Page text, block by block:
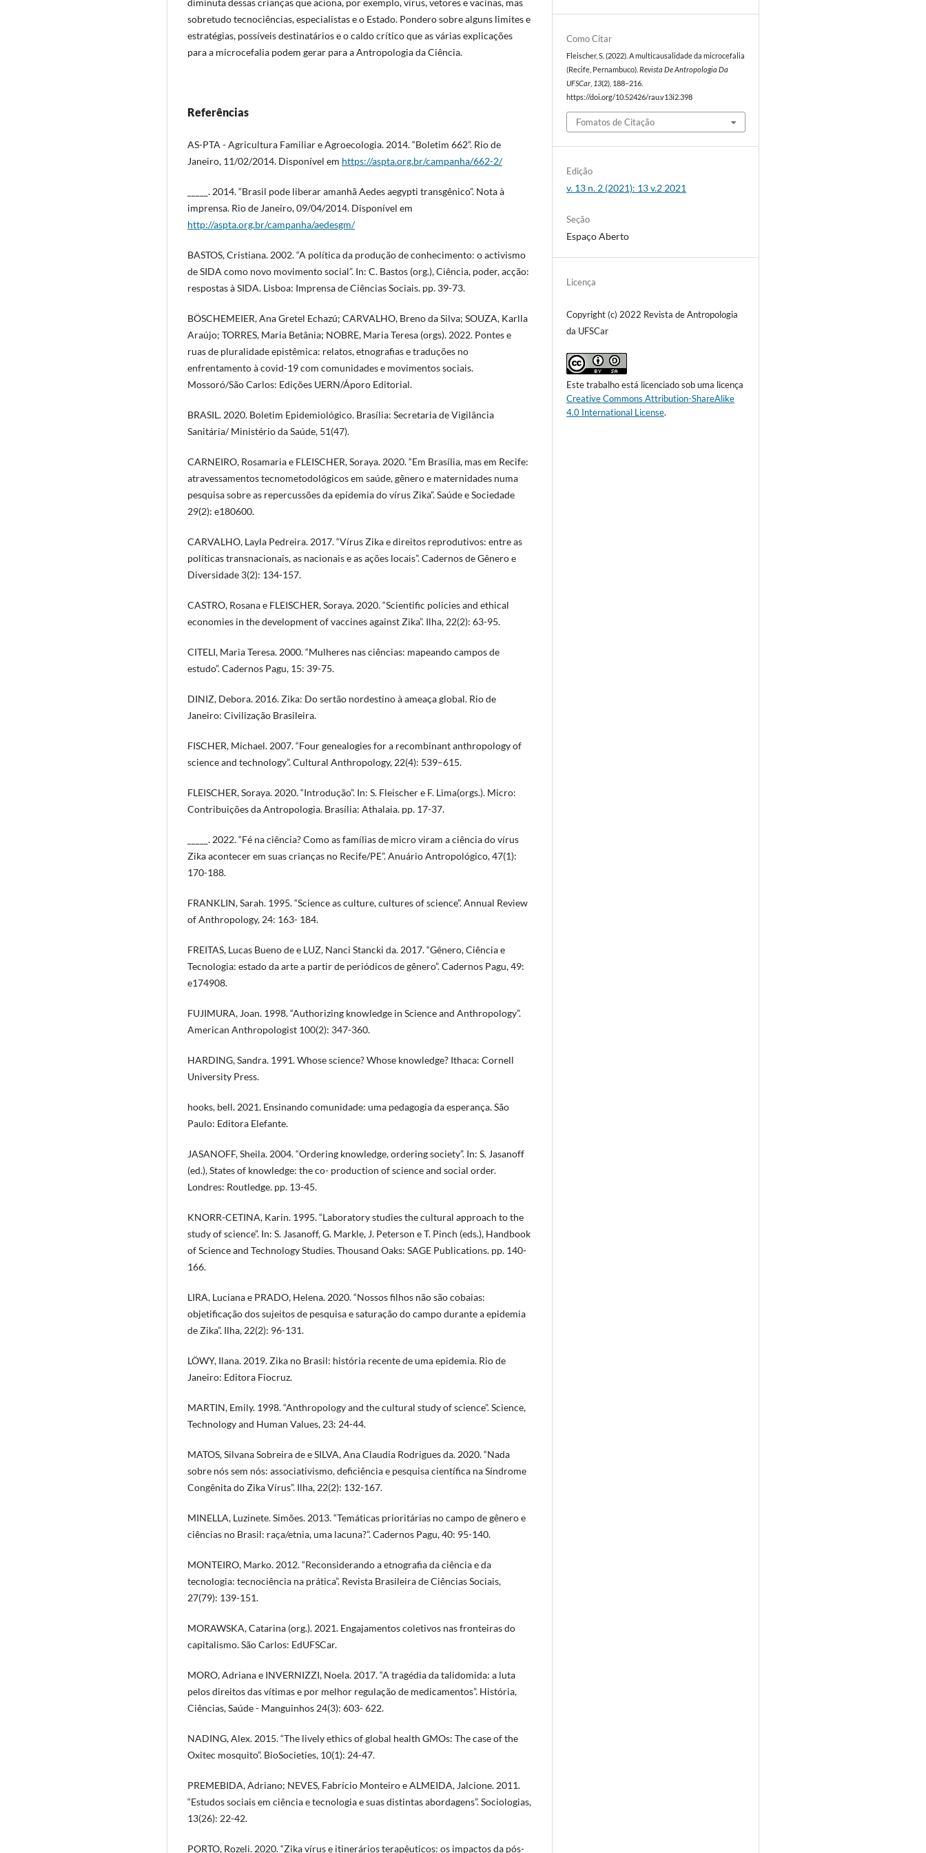
diminuta dessas crianças que aciona, por exemplo, vírus, vetores e vacinas, mas
sobretudo tecnociências, especialistas e o Estado. Pondero sobre alguns limites e
estratégias, possíveis destinatários e o caldo crítico que as várias explicações
para a microcefalia podem gerar para a Antropologia da Ciência.
Referências
AS-PTA - Agricultura Familiar e Agroecologia. 2014. “Boletim 662”. Rio de
Janeiro, 11/02/2014. Disponível em https://aspta.org.br/campanha/662-2/
_____. 2014. “Brasil pode liberar amanhã Aedes aegypti transgênico”. Nota à
imprensa. Rio de Janeiro, 09/04/2014. Disponível em
http://aspta.org.br/campanha/aedesgm/
BASTOS, Cristiana. 2002. “A política da produção de conhecimento: o activismo
de SIDA como novo movimento social”. In: C. Bastos (org.), Ciência, poder, acção:
respostas à SIDA. Lisboa: Imprensa de Ciências Sociais. pp. 39-73.
BÖSCHEMEIER, Ana Gretel Echazú; CARVALHO, Breno da Silva; SOUZA, Karlla
Araújo; TORRES, Maria Betânia; NOBRE, Maria Teresa (orgs). 2022. Pontes e
ruas de pluralidade epistêmica: relatos, etnografias e traduções no
enfrentamento à covid-19 com comunidades e movimentos sociais.
Mossoró/São Carlos: Edições UERN/Áporo Editorial.
BRASIL. 2020. Boletim Epidemiológico. Brasília: Secretaria de Vigilância
Sanitária/ Ministério da Saúde, 51(47).
CARNEIRO, Rosamaria e FLEISCHER, Soraya. 2020. “Em Brasília, mas em Recife:
atravessamentos tecnometodológicos em saúde, gênero e maternidades numa
pesquisa sobre as repercussões da epidemia do vírus Zika”. Saúde e Sociedade
29(2): e180600.
CARVALHO, Layla Pedreira. 2017. “Vírus Zika e direitos reprodutivos: entre as
políticas transnacionais, as nacionais e as ações locais”. Cadernos de Gênero e
Diversidade 3(2): 134-157.
CASTRO, Rosana e FLEISCHER, Soraya. 2020. “Scientific policies and ethical
economies in the development of vaccines against Zika”. Ilha, 22(2): 63-95.
CITELI, Maria Teresa. 2000. “Mulheres nas ciências: mapeando campos de
estudo”. Cadernos Pagu, 15: 39-75.
DINIZ, Debora. 2016. Zika: Do sertão nordestino à ameaça global. Rio de
Janeiro: Civilização Brasileira.
FISCHER, Michael. 2007. “Four genealogies for a recombinant anthropology of
science and technology”. Cultural Anthropology, 22(4): 539–615.
FLEISCHER, Soraya. 2020. “Introdução”. In: S. Fleischer e F. Lima(orgs.). Micro:
Contribuições da Antropologia. Brasília: Athalaia. pp. 17-37.
_____. 2022. “Fé na ciência? Como as famílias de micro viram a ciência do vírus
Zika acontecer em suas crianças no Recife/PE”. Anuário Antropológico, 47(1):
170-188.
FRANKLIN, Sarah. 1995. “Science as culture, cultures of science”. Annual Review
of Anthropology, 24: 163- 184.
FREITAS, Lucas Bueno de e LUZ, Nanci Stancki da. 2017. “Gênero, Ciência e
Tecnologia: estado da arte a partir de periódicos de gênero”. Cadernos Pagu, 49:
e174908.
FUJIMURA, Joan. 1998. “Authorizing knowledge in Science and Anthropology”.
American Anthropologist 100(2): 347-360.
HARDING, Sandra. 1991. Whose science? Whose knowledge? Ithaca: Cornell
University Press.
hooks, bell. 2021. Ensinando comunidade: uma pedagogia da esperança. São
Paulo: Editora Elefante.
JASANOFF, Sheila. 2004. “Ordering knowledge, ordering society”. In: S. Jasanoff
(ed.), States of knowledge: the co- production of science and social order.
Londres: Routledge. pp. 13-45.
KNORR-CETINA, Karin. 1995. “Laboratory studies the cultural approach to the
study of science”. In: S. Jasanoff, G. Markle, J. Peterson e T. Pinch (eds.), Handbook
of Science and Technology Studies. Thousand Oaks: SAGE Publications. pp. 140-
166.
LIRA, Luciana e PRADO, Helena. 2020. “Nossos filhos não são cobaias:
objetificação dos sujeitos de pesquisa e saturação do campo durante a epidemia
de Zika”. Ilha, 22(2): 96-131.
LÖWY, Ilana. 2019. Zika no Brasil: história recente de uma epidemia. Rio de
Janeiro: Editora Fiocruz.
MARTIN, Emily. 1998. “Anthropology and the cultural study of science”. Science,
Technology and Human Values, 23: 24-44.
MATOS, Silvana Sobreira de e SILVA, Ana Claudia Rodrigues da. 2020. “Nada
sobre nós sem nós: associativismo, deficiência e pesquisa científica na Síndrome
Congênita do Zika Vírus”. Ilha, 22(2): 132-167.
MINELLA, Luzinete. Simões. 2013. “Temáticas prioritárias no campo de gênero e
ciências no Brasil: raça/etnia, uma lacuna?”. Cadernos Pagu, 40: 95-140.
MONTEIRO, Marko. 2012. “Reconsiderando a etnografia da ciência e da
tecnologia: tecnociência na prática”. Revista Brasileira de Ciências Sociais,
27(79): 139-151.
MORAWSKA, Catarina (org.). 2021. Engajamentos coletivos nas fronteiras do
capitalismo. São Carlos: EdUFSCar.
MORO, Adriana e INVERNIZZI, Noela. 2017. “A tragédia da talidomida: a luta
pelos direitos das vítimas e por melhor regulação de medicamentos”. História,
Ciências, Saúde - Manguinhos 24(3): 603- 622.
NADING, Alex. 2015. “The lively ethics of global health GMOs: The case of the
Oxitec mosquito”. BioSocieties, 10(1): 24-47.
PREMEBIDA, Adriano; NEVES, Fabrício Monteiro e ALMEIDA, Jalcione. 2011.
“Estudos sociais em ciência e tecnologia e suas distintas abordagens”. Sociologias,
13(26): 22-42.
PORTO, Rozeli. 2020. “Zika vírus e itinerários terapêuticos: os impactos da pós-
Como Citar
Fleischer, S. (2022). A multicausalidade da microcefalia
(Recife, Pernambuco).Revista De Antropologia Da
UFSCar 13(2), 188–216.
https://doi.org/10.52426/rau.v13i2.398
Fomatos de Citação
Edição
v. 13 n. 2 (2021): 13 v.2 2021
Seção
Espaço Aberto
Licença
Copyright (c) 2022 Revista de Antropologia
da UFSCar
Este trabalho está licenciado sob uma licença
Creative Commons Attribution-ShareAlike
4.0 International License.